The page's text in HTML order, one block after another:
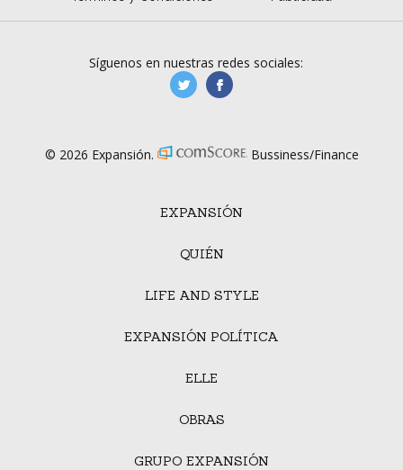
EXPANSIÓN
QUIÉN
LIFE AND STYLE
EXPANSIÓN POLÍTICA
ELLE
OBRAS
GRUPO EXPANSIÓN
Síguenos en nuestras redes sociales:
manufacturaGE
© 2026 Expansión. Bussiness/Finance